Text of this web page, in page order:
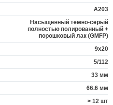
A203
Насыщенный темно-серый
полностью полированный +
порошковый лак (GMFP)
9x20
5/112
33 мм
66.6 мм
> 12 шт